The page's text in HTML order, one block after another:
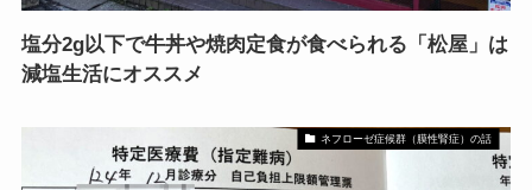
塩分2g以下で牛丼や焼肉定食が食べられる「松屋」は
減塩生活にオススメ
ネフローゼ症候群（膜性腎症）の話